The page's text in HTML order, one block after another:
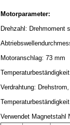
Motorparameter:
Drehzahl: Drehmoment
Motoranschlag: 73 mm
Verdrahtung:
Verwendet Magnetstahl